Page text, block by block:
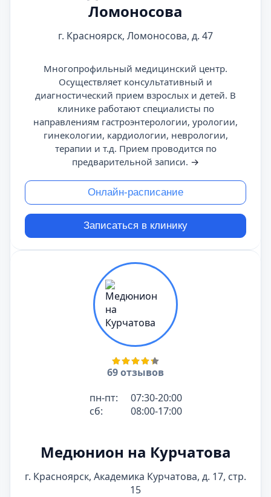
Ломоносова
г. Красноярск, Ломоносова, д. 47
Многопрофильный медицинский центр.
Осуществляет консультативный и
диагностический прием взрослых и детей. В
клинике работают специалисты по
направлениям гастроэнтерологии, урологии,
гинекологии, кардиологии, неврологии,
терапии и т.д. Прием проводится по
предварительной записи. →
Онлайн-расписание
Записаться в клинику
69 отзывов
пн-пт:
07:30-20:00
сб:
08:00-17:00
Медюнион на Курчатова
г. Красноярск, Академика Курчатова, д. 17, стр.
15